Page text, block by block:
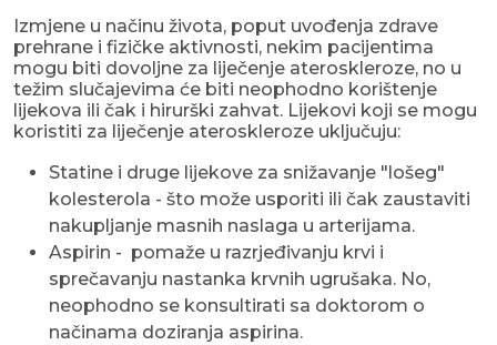
Izmjene u načinu života, poput uvođenja zdrave
prehrane i fizičke aktivnosti, nekim pacijentima
mogu biti dovoljne za liječenje ateroskleroze, no u
težim slučajevima će biti neophodno korištenje
lijekova ili čak i hirurški zahvat. Lijekovi koji se mogu
koristiti za liječenje ateroskleroze uključuju:
Statine i druge lijekove za snižavanje "lošeg"
kolesterola - što može usporiti ili čak zaustaviti
nakupljanje masnih naslaga u arterijama.
Aspirin - pomaže u razrjeđivanju krvi i
sprečavanju nastanka krvnih ugrušaka. No,
neophodno se konsultirati sa doktorom o
načinama doziranja aspirina.